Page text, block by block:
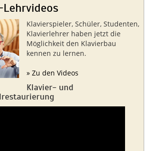
Klavierspieler, Schüler, Studenten,
Klavierlehrer haben jetzt die
Möglichkeit den Klavierbau
kennen zu lernen.
» Zu den Videos
Klavier- und